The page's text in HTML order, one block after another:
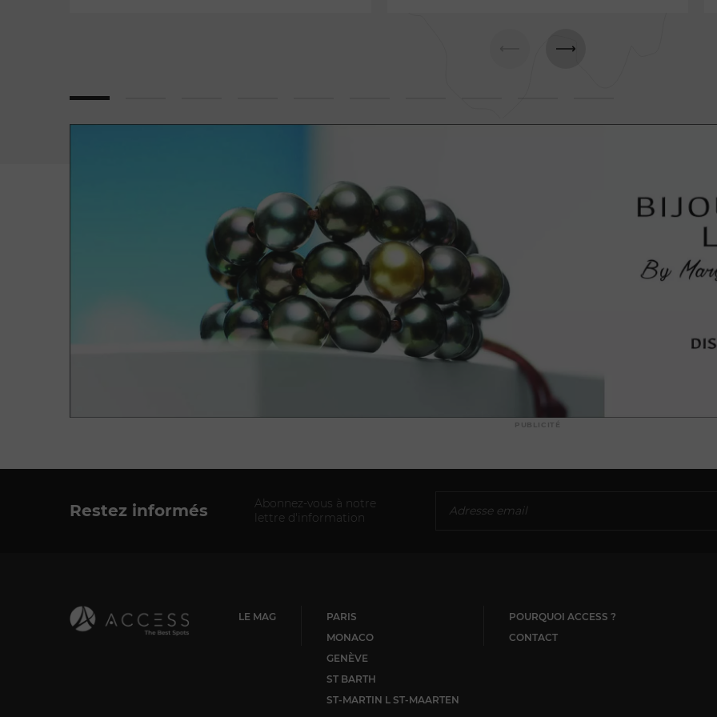
PUBLICITÉ
Restez informés
Abonnez-vous à notre
lettre d'information
LE MAG
PARIS
MONACO
GENÈVE
ST BARTH
ST-MARTIN L ST-MAARTEN
POURQUOI ACCESS ?
CONTACT